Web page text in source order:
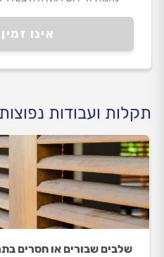
אינו
תקלות ועבודות נפוצות
שלבים שבורים או חסרים